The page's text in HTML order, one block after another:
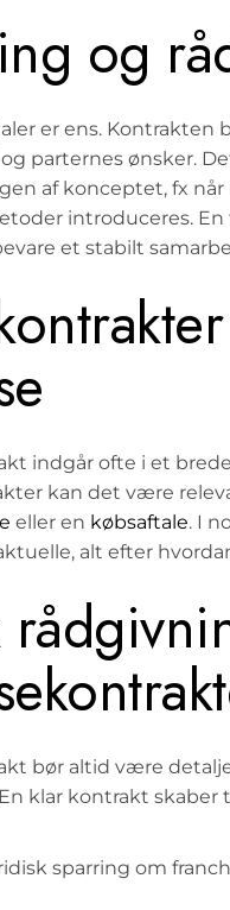
og
er ens. Kontrakten
parternes ønsker.
af konceptet, fx når
introduceres.
et stabilt
indgår ofte i et
kan det være
eller en købsaftale. I
alt efter
bør altid være
klar kontrakt
sparring om